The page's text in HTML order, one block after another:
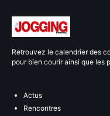
Retrouvez le calendrier des
pour bien courir ainsi que les
Actus
Rencontres